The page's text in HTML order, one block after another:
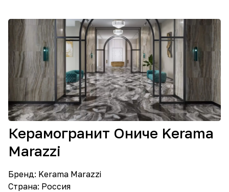
Керамогранит Ониче Kerama
Marazzi
Бренд: Kerama Marazzi
Страна: Россия